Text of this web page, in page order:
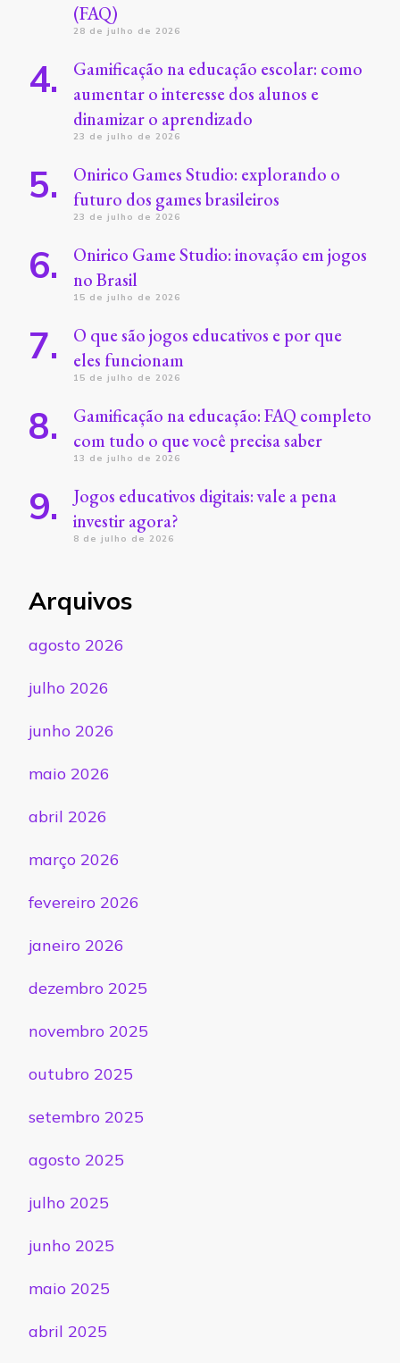
(FAQ)
28 de julho de 2026
Gamificação na educação escolar: como
aumentar o interesse dos alunos e
dinamizar o aprendizado
23 de julho de 2026
Onirico Games Studio: explorando o
futuro dos games brasileiros
23 de julho de 2026
Onirico Game Studio: inovação em jogos
no Brasil
15 de julho de 2026
O que são jogos educativos e por que
eles funcionam
15 de julho de 2026
Gamificação na educação: FAQ completo
com tudo o que você precisa saber
13 de julho de 2026
Jogos educativos digitais: vale a pena
investir agora?
8 de julho de 2026
Arquivos
agosto 2026
julho 2026
junho 2026
maio 2026
abril 2026
março 2026
fevereiro 2026
janeiro 2026
dezembro 2025
novembro 2025
outubro 2025
setembro 2025
agosto 2025
julho 2025
junho 2025
maio 2025
abril 2025